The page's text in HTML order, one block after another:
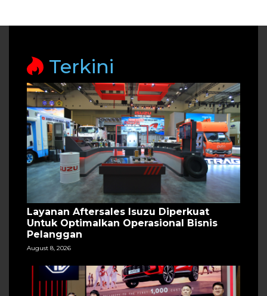
Terkini
Layanan Aftersales Isuzu Diperkuat
Untuk Optimalkan Operasional Bisnis
Pelanggan
August 8, 2026